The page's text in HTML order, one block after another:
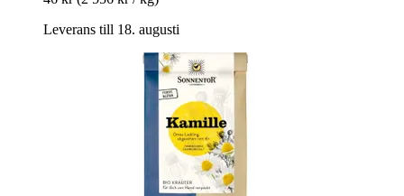
Leverans till 18. augusti